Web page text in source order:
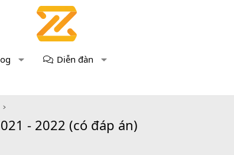
Diễn đàn
- 2022 (có đáp án)